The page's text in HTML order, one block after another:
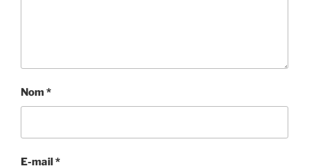
Nom*
E-mail*